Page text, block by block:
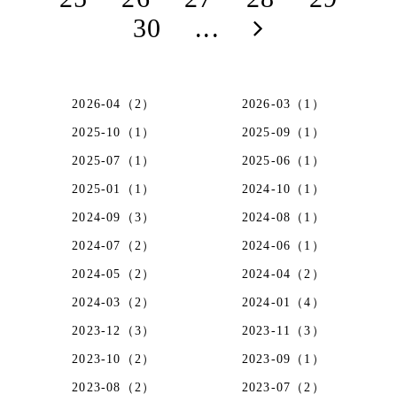
30
...
2026-04（2） 2026-03（1）
2025-10（1） 2025-09（1）
2025-07（1） 2025-06（1）
2025-01（1） 2024-10（1）
2024-09（3） 2024-08（1）
2024-07（2） 2024-06（1）
2024-05（2） 2024-04（2）
2024-03（2） 2024-01（4）
2023-12（3） 2023-11（3）
2023-10（2） 2023-09（1）
2023-08（2） 2023-07（2）